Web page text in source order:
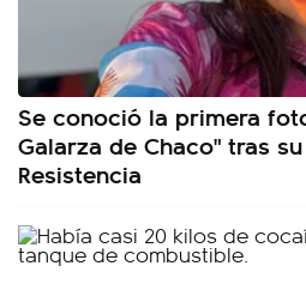
Se conoció la primera
Galarza de Chaco" tras
Resistencia